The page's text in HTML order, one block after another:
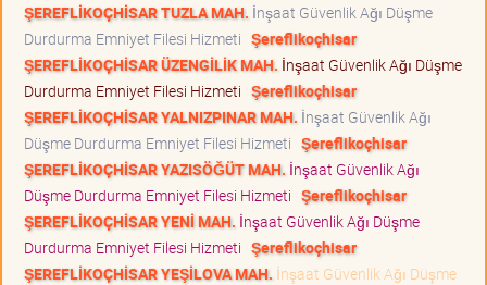
ŞEREFLİKOÇHİSAR TUZLA MAH. İnşaat Güvenlik Ağı Düşme
Durdurma Emniyet Filesi Hizmeti Şereflikoçhisar
ŞEREFLİKOÇHİSAR ÜZENGİLİK MAH. İnşaat Güvenlik Ağı Düşme
Durdurma Emniyet Filesi Hizmeti Şereflikoçhisar
ŞEREFLİKOÇHİSAR YALNIZPINAR MAH. İnşaat Güvenlik Ağı
Düşme Durdurma Emniyet Filesi Hizmeti Şereflikoçhisar
ŞEREFLİKOÇHİSAR YAZISÖĞÜT MAH. İnşaat Güvenlik Ağı
Düşme Durdurma Emniyet Filesi Hizmeti Şereflikoçhisar
ŞEREFLİKOÇHİSAR YENİ MAH. İnşaat Güvenlik Ağı Düşme
Durdurma Emniyet Filesi Hizmeti Şereflikoçhisar
ŞEREFLİKOÇHİSAR YEŞİLOVA MAH. İnşaat Güvenlik Ağı Düşme